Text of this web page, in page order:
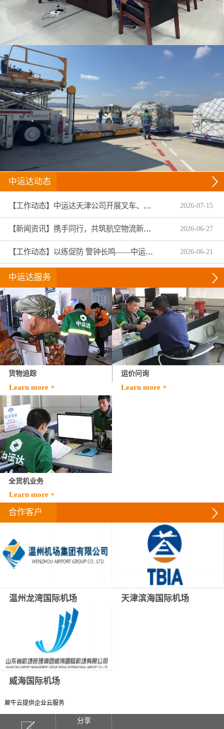
中运达动态
【工作动态】中运达天津公司开展叉车、拖头车技能趣味竞赛 2026-07-15
【新闻资讯】携手同行，共筑航空物流新生态——中运达集团圆满收官2026亚洲物流双年展 2026-06-27
【工作动态】以练促防 警钟长鸣——中运达温州航服扎实开展2026年安全生产月专项演练与全员警示教育 2026-06-21
中运达服务
货物追踪
Learn more +
运价问询
Learn more +
全货机业务
Learn more +
合作客户
温州龙湾国际机场 天津滨海国际机场
威海国际机场
犀牛云提供企业云服务
分享